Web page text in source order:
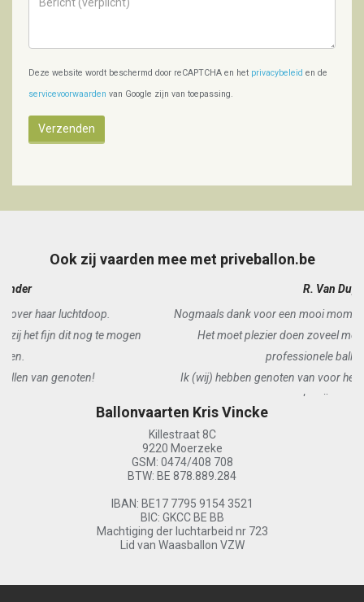
Deze website wordt beschermd door reCAPTCHA en het privacybeleid en de
servicevoorwaarden van Google zijn van toepassing.
Ook zij vaarden mee met priveballon.be
Nogmaals dank voor een mooi moment, zelfs één van de mooiste!
Het moet plezier doen zoveel mensen gelukkig te zien als
Ik (wij) hebben genoten van voor het opstijgen tot na de landing,
Ballonvaarten Kris Vincke
Killestraat 8C
9220 Moerzeke
GSM: 0474/408 708
BTW: BE 878.889.284
IBAN: BE17 7795 9154 3521
BIC: GKCC BE BB
Machtiging der luchtarbeid nr 723